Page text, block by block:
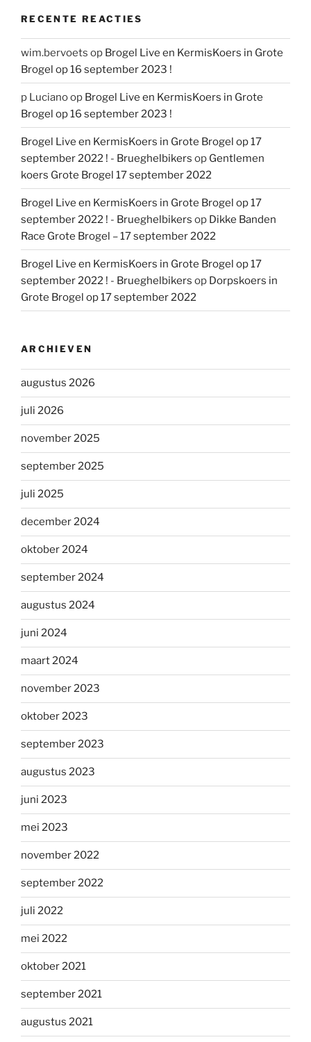
RECENTE REACTIES
wim.bervoets op Brogel Live en KermisKoers in Grote
Brogel op 16 september 2023 !
p Lucianoop Brogel Live en KermisKoers in Grote
Brogel op 16 september 2023 !
Brogel Live en KermisKoers in Grote Brogel op 17
september 2022 ! - Brueghelbikers op Gentlemen
koers Grote Brogel 17 september 2022
Brogel Live en KermisKoers in Grote Brogel op 17
september 2022 ! - Brueghelbikers op Dikke Banden
Race Grote Brogel – 17 september 2022
Brogel Live en KermisKoers in Grote Brogel op 17
september 2022 ! - Brueghelbikers op Dorpskoers in
Grote Brogel op 17 september 2022
ARCHIEVEN
augustus 2026
juli 2026
november 2025
september 2025
juli 2025
december 2024
oktober 2024
september 2024
augustus 2024
juni 2024
maart 2024
november 2023
oktober 2023
september 2023
augustus 2023
juni 2023
mei 2023
november 2022
september 2022
juli 2022
mei 2022
oktober 2021
september 2021
augustus 2021